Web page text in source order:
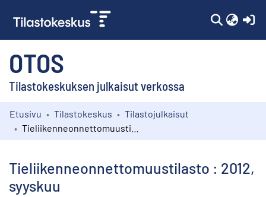
OTOS
Tilastokeskuksen julkaisut verkossa
Kokoelmat
Etusivu Tilastokeskus
Tilastojulkaisut
Tieliikenneonnettomuustilasto : 2012,
syyskuu